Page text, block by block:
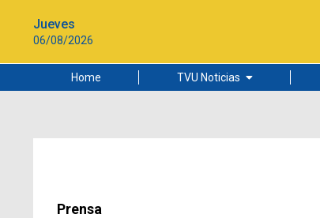
Jueves
06/08/2026
Home TVU Noticias
Ciudad
Prensa